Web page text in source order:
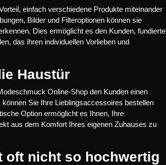
einfach verschiedene Produkte miteinander
Bilder und Filteroptionen können sie
Dies ermöglicht es den Kunden, fundierte
das ihren individuellen Vorlieben und
Haustür
Online-Shop den Kunden einen
Sie Ihre Lieblingsaccessoires bestellen
Option ermöglicht es Ihnen, Ihre
aus dem Komfort Ihres eigenen Zuhauses zu
oft nicht so hochwertig